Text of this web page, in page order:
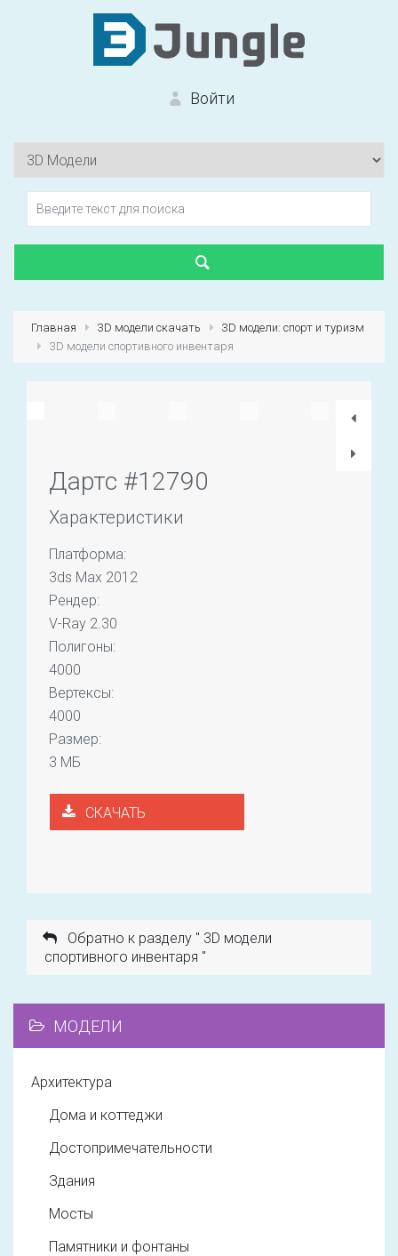
Войти
Первый раз? Зарегистрироваться
Главная 3D модели скачать
3D модели: спорт и туризм
3D модели спортивного инвентаря
Дартс #12790
Характеристики
Платформа:
3ds Max 2012
Рендер:
V-Ray 2.30
Полигоны:
4000
Вертексы:
4000
Размер:
3 МБ
СКАЧАТЬ
Обратно к разделу " 3D модели
спортивного инвентаря "
МОДЕЛИ
Архитектура
Дома и коттеджи
Достопримечательности
Здания
Мосты
Памятники и фонтаны